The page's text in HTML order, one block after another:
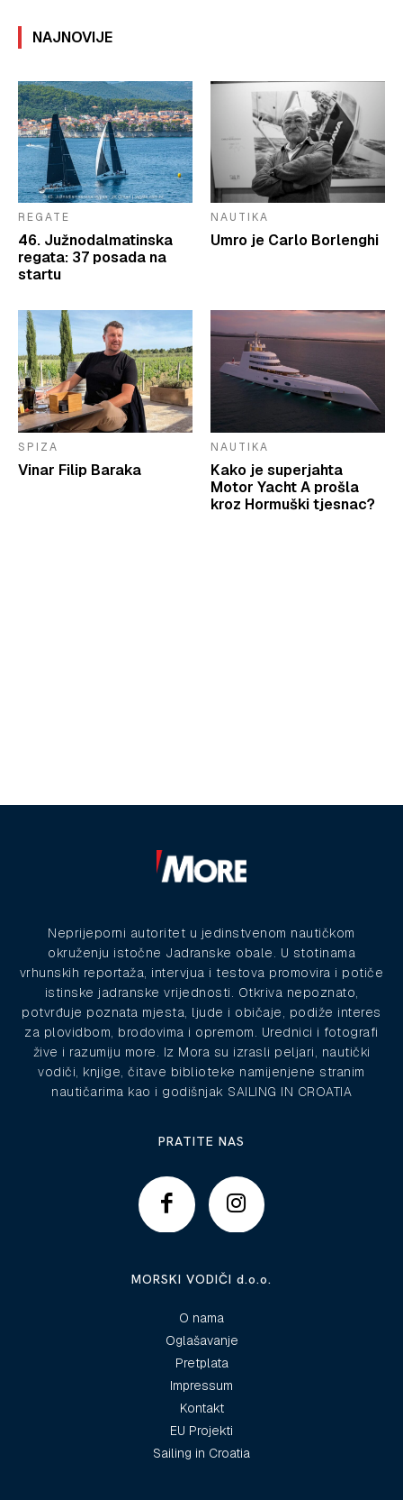
NAJNOVIJE
REGATE
46. Južnodalmatinska
regata: 37 posada na
startu
NAUTIKA
Umro je Carlo Borlenghi
SPIZA
Vinar Filip Baraka
NAUTIKA
Kako je superjahta
Motor Yacht A prošla
kroz Hormuški tjesnac?
Neprijeporni autoritet u jedinstvenom nautičkom
okruženju istočne Jadranske obale. U stotinama
vrhunskih reportaža, intervjua i testova promovira i potiče
istinske jadranske vrijednosti. Otkriva nepoznato,
potvrđuje poznata mjesta, ljude i običaje, podiže interes
za plovidbom, brodovima i opremom. Urednici i fotografi
žive i razumiju more. Iz Mora su izrasli peljari, nautički
vodiči, knjige, čitave biblioteke namijenjene stranim
nautičarima kao i godišnjak SAILING IN CROATIA
PRATITE NAS
MORSKI VODIČI d.o.o.
O nama
Oglašavanje
Pretplata
Impressum
Kontakt
EU Projekti
Sailing in Croatia